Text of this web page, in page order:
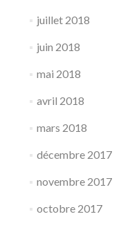
juillet 2018
juin 2018
mai 2018
avril 2018
mars 2018
décembre 2017
novembre 2017
octobre 2017